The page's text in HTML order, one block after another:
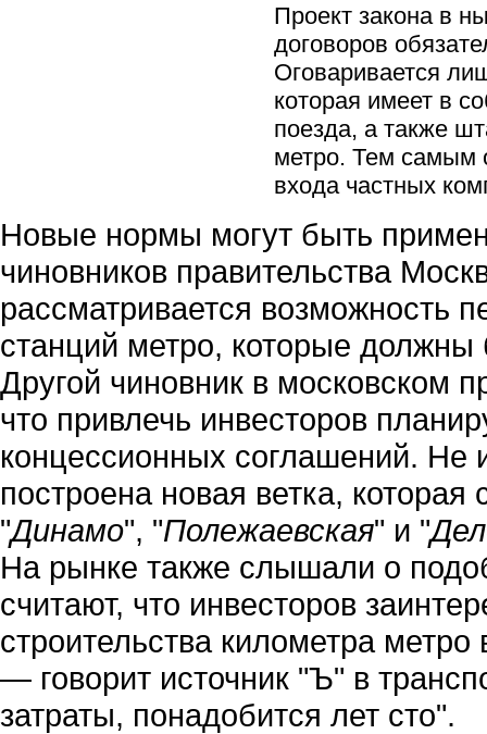
Проект закона в
договоров
Оговаривается
которая имеет в
поезда, а также
метро. Тем самым
входа частных
Новые нормы могут быть
чиновников правительства
рассматривается возможность
станций метро, которые
Другой чиновник в московском
что привлечь инвесторов
концессионных соглашений. Не
построена новая ветка,
"Динамо", "Полежаевская" и "
На рынке также слышали о
считают, что инвесторов
строительства километра
— говорит источник "Ъ" в
затраты, понадобится лет сто".